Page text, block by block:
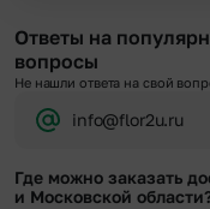
Ответы на
вопросы
Не нашли ответа на свой
info@flor2u.ru
Где можно заказать
и Московской